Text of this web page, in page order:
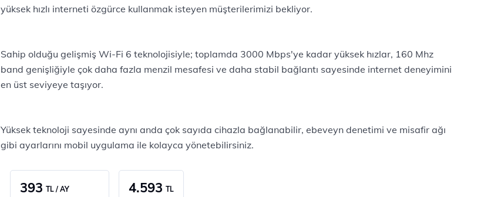
yüksek hızlı interneti özgürce kullanmak isteyen müşterilerimizi bekliyor.
Sahip olduğu gelişmiş Wi-Fi 6 teknolojisiyle; toplamda 3000 Mbps'ye kadar yüksek hızlar, 160 Mhz
band genişliğiyle çok daha fazla menzil mesafesi ve daha stabil bağlantı sayesinde internet deneyimini
en üst seviyeye taşıyor.
Yüksek teknoloji sayesinde aynı anda çok sayıda cihazla bağlanabilir, ebeveyn denetimi ve misafir ağı
gibi ayarlarını mobil uygulama ile kolayca yönetebilirsiniz.
393 TL / AY 4.593 TL